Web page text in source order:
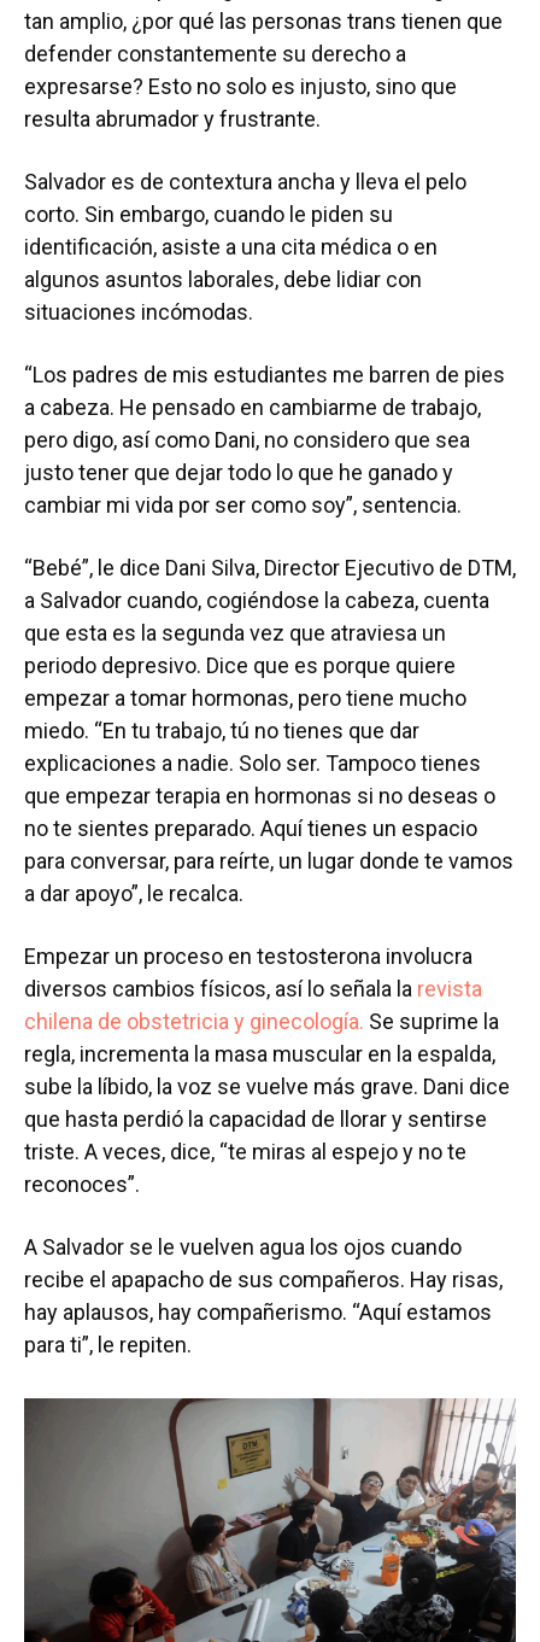
tan amplio, ¿por qué las personas trans tienen que
defender constantemente su derecho a
expresarse? Esto no solo es injusto, sino que
resulta abrumador y frustrante.
Salvador es de contextura ancha y lleva el pelo
corto. Sin embargo, cuando le piden su
identificación, asiste a una cita médica o en
algunos asuntos laborales, debe lidiar con
situaciones incómodas.
“Los padres de mis estudiantes me barren de pies
a cabeza. He pensado en cambiarme de trabajo,
pero digo, así como Dani, no considero que sea
justo tener que dejar todo lo que he ganado y
cambiar mi vida por ser como soy”, sentencia.
“Bebé”, le dice Dani Silva, Director Ejecutivo de DTM,
a Salvador cuando, cogiéndose la cabeza, cuenta
que esta es la segunda vez que atraviesa un
periodo depresivo. Dice que es porque quiere
empezar a tomar hormonas, pero tiene mucho
miedo. “En tu trabajo, tú no tienes que dar
explicaciones a nadie. Solo ser. Tampoco tienes
que empezar terapia en hormonas si no deseas o
no te sientes preparado. Aquí tienes un espacio
para conversar, para reírte, un lugar donde te vamos
a dar apoyo”, le recalca.
Empezar un proceso en testosterona involucra
diversos cambios físicos, así lo señala la revista
chilena de obstetricia y ginecología. Se suprime la
regla, incrementa la masa muscular en la espalda,
sube la líbido, la voz se vuelve más grave. Dani dice
que hasta perdió la capacidad de llorar y sentirse
triste. A veces, dice, “te miras al espejo y no te
reconoces”.
A Salvador se le vuelven agua los ojos cuando
recibe el apapacho de sus compañeros. Hay risas,
hay aplausos, hay compañerismo. “Aquí estamos
para ti”, le repiten.